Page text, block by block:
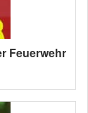
Feuerwehr